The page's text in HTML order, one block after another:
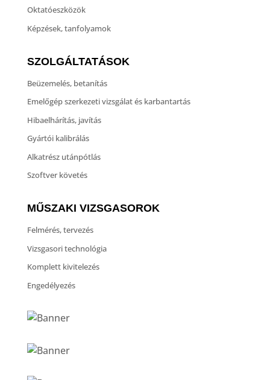
Oktatóeszközök
Képzések, tanfolyamok
SZOLGÁLTATÁSOK
Beüzemelés, betanítás
Emelőgép szerkezeti vizsgálat és karbantartás
Hibaelhárítás, javítás
Gyártói kalibrálás
Alkatrész utánpótlás
Szoftver követés
MŰSZAKI VIZSGASOROK
Felmérés, tervezés
Vizsgasori technológia
Komplett kivitelezés
Engedélyezés